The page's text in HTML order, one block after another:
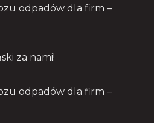
odpadów dla firm –
za nami!
odpadów dla firm –